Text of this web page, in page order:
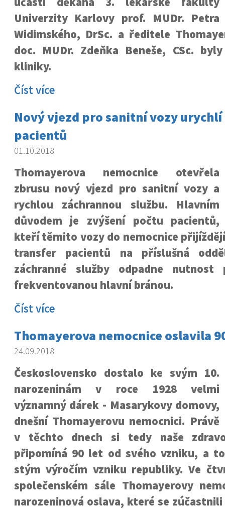
Univerzity Karlovy prof. MUDr. Petra
Widimského, DrSc. a ředitele
doc. MUDr. Zdeňka Beneše, CSc.
kliniky.
Číst více
Nový vjezd pro sanitní vozy
pacientů
01.10.2018
Thomayerova nemocnice otevřela
zbrusu nový vjezd pro sanitní vozy a
rychlou záchrannou službu. Hlavním
důvodem je zvýšení počtu pacientů,
kteří těmito vozy do nemocnice
transfer pacientů na příslušná
záchranné služby odpadne nutnost
frekventovanou hlavní bránou.
Číst více
Thomayerova nemocnice oslavila
24.09.2018
Československo dostalo ke svým 10.
narozeninám v roce 1928 velmi
významný dárek - Masarykovy domovy,
dnešní Thomayerovu nemocnici. Právě
v těchto dnech si tedy naše
připomíná 90 let od svého vzniku, a
stým výročím vzniku republiky. Ve
společenském sále Thomayerovy
narozeninová oslava, které se